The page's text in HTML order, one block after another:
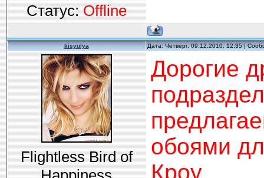
Статус:Offline
kisyulya Дата: Четверг, 09.12.2010, 12:35 |
Flightless Bird of
Дорогие
обоями
Кроу.